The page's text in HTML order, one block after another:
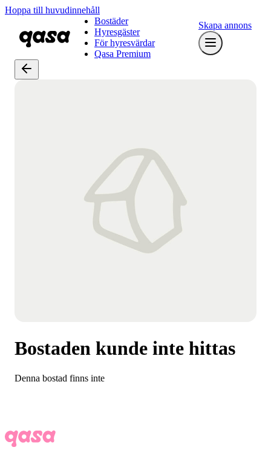
Hoppa till huvudinnehåll
Bostäder
Hyresgäster
För hyresvärdar
Qasa Premium
Skapa annons
Bostaden kunde inte hittas
Denna bostad finns inte